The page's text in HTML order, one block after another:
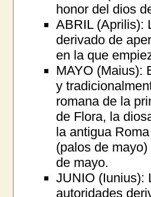
honor del dios
ABRIL (Aprilis):
derivado de
en la que
MAYO (Maius):
y
romana de la
de Flora, la
la antigua
(palos de
de mayo.
JUNIO (Iunius):
autoridades